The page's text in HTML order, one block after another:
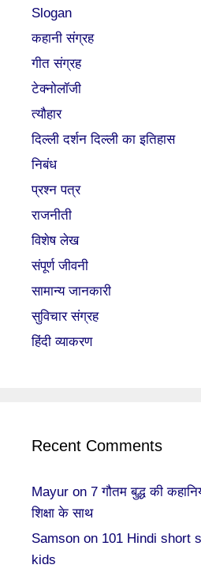
Slogan
कहानी संग्रह
गीत संग्रह
टेक्नोलॉजी
त्यौहार
दिल्ली दर्शन दिल्ली का इतिहास
निबंध
प्रश्न पत्र
राजनीती
विशेष लेख
संपूर्ण जीवनी
सामान्य जानकारी
सुविचार संग्रह
हिंदी व्याकरण
Recent Comments
Mayur on 7 गौतम बुद्ध की
शिक्षा के साथ
Samson on 101 Hindi short
kids